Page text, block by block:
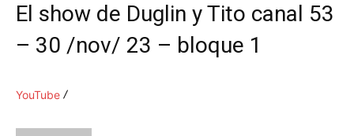
El show de Duglin y Tito canal 53
– 30 /nov/ 23 – bloque 1
YouTube